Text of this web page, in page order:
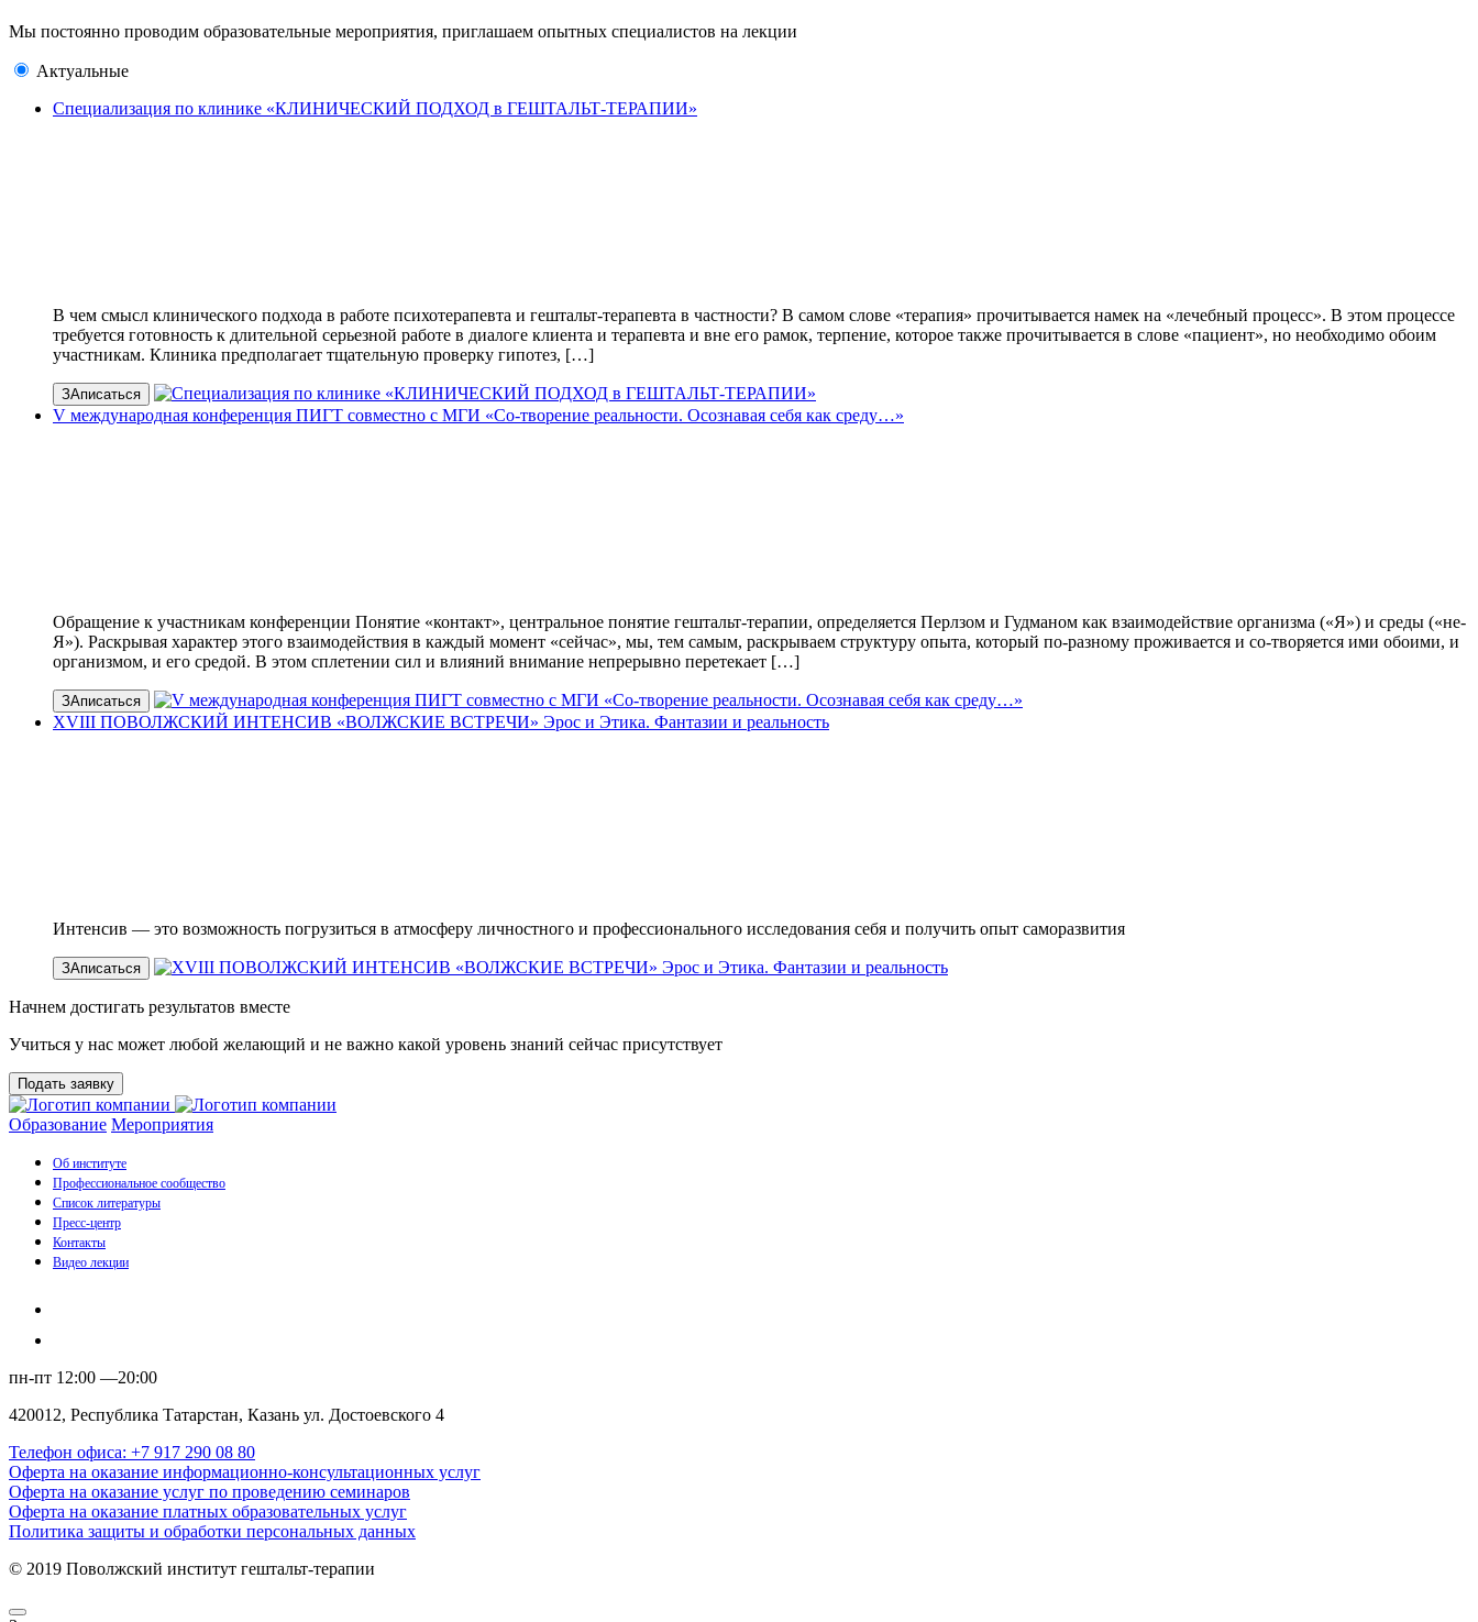
Мы постоянно проводим образовательные мероприятия, приглашаем опытных специалистов на лекции
Актуальные
Специализация по клинике «КЛИНИЧЕСКИЙ ПОДХОД в ГЕШТАЛЬТ-ТЕРАПИИ»
В чем смысл клинического подхода в работе психотерапевта и гештальт-терапевта в частности? В самом слове «терапия» прочитывается намек на «лечебный процесс». В этом процессе
требуется готовность к длительной серьезной работе в диалоге клиента и терапевта и вне его рамок, терпение, которое также прочитывается в слове «пациент», но необходимо обоим
участникам. Клиника предполагает тщательную проверку гипотез, […]
ЗАписаться
V международная конференция ПИГТ совместно с МГИ «Со-творение реальности. Осознавая себя как среду…»
Обращение к участникам конференции Понятие «контакт», центральное понятие гештальт-терапии, определяется Перлзом и Гудманом как взаимодействие организма («Я») и среды («не-
Я»). Раскрывая характер этого взаимодействия в каждый момент «сейчас», мы, тем самым, раскрываем структуру опыта, который по-разному проживается и со-творяется ими обоими, и
организмом, и его средой. В этом сплетении сил и влияний внимание непрерывно перетекает […]
ЗАписаться
XVIII ПОВОЛЖСКИЙ ИНТЕНСИВ «ВОЛЖСКИЕ ВСТРЕЧИ» Эрос и Этика. Фантазии и реальность
Интенсив — это возможность погрузиться в атмосферу личностного и профессионального исследования себя и получить опыт саморазвития
ЗАписаться
Начнем достигать результатов вместе
Учиться у нас может любой желающий и не важно какой уровень знаний сейчас присутствует
Подать заявку
Образование Мероприятия
Об институте
Профессиональное сообщество
Список литературы
Пресс-центр
Контакты
Видео лекции
пн-пт 12:00 —20:00
420012, Республика Татарстан, Казань ул. Достоевского 4
Телефон офиса: +7 917 290 08 80
Оферта на оказание информационно-консультационных услуг
Оферта на оказание услуг по проведению семинаров
Оферта на оказание платных образовательных услуг
Политика защиты и обработки персональных данных
© 2019 Поволжский институт гештальт-терапии